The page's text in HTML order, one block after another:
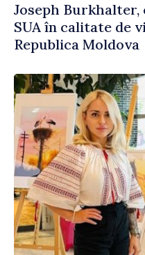
Joseph
SUA în calitate de
Republica Moldova